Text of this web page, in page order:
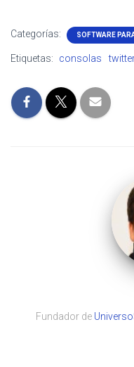
Categorías: SOFTWARE
Etiquetas: consolas
Fundador de